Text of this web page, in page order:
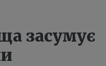
засумує